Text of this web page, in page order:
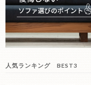
人気ランキング BEST3